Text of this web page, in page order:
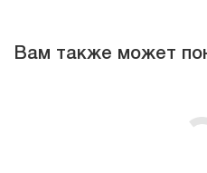
Вам также может